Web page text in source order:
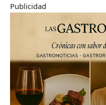
Publicidad